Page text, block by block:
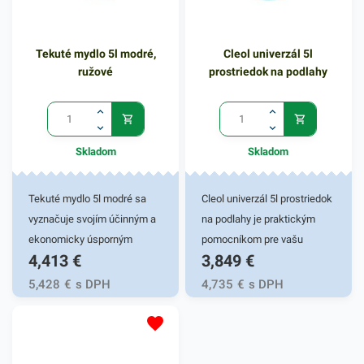
Využiť ich môžete aj na
uskladnenie sezónneho
sťahovania. Vrecia sú tiež
vhodné na balenie výrobkov
pred navlhnutím, vyschnutím
či znečistením.
alergikov, neobsahujú latex.
Sú pevnejšie a majú
100 ks rukavíc v čiernej
farbe.
Tekuté mydlo 5l modré,
ružové
Skladom
Tekuté mydlo 5l modré sa
vyznačuje svojím účinným a
ekonomicky úsporným
využitím. Poskytnite
návštevníkom toaletných
priestorov a kúpeľne penové
mydlo s príjemnou, sviežou
4,413 €
5,428 € s DPH
Cleol univerzál 5l
prostriedok na podlahy
Skladom
Cleol univerzál 5l prostriedok
na podlahy je praktickým
pomocníkom pre vašu
domácnosť. Cleol univerzál
je tekutý čistiaci prostriedok
na umývanie rôznych
3,849 €
4,735 € s DPH